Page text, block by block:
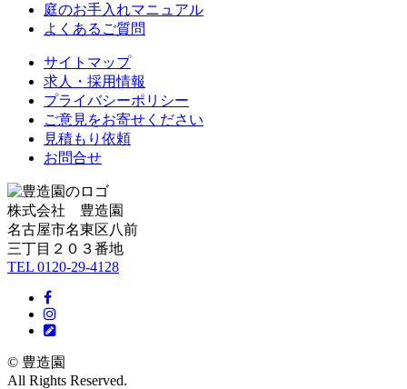
庭のお手入れマニュアル
よくあるご質問
サイトマップ
求人・採用情報
プライバシーポリシー
ご意見をお寄せください
見積もり依頼
お問合せ
株式会社 豊造園
名古屋市名東区八前
三丁目２０３番地
TEL 0120-29-4128
Facebook
Instagram
BLOG
© 豊造園
All Rights Reserved.